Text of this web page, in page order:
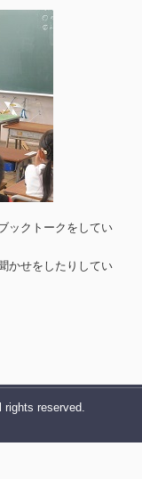
ックトークをしてい
かせをしたりしてい
reserved.